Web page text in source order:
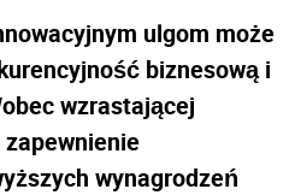
ulgom może
biznesową i
wzrastającej
wynagrodzeń